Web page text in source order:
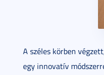
A széles körben
egy innovatív